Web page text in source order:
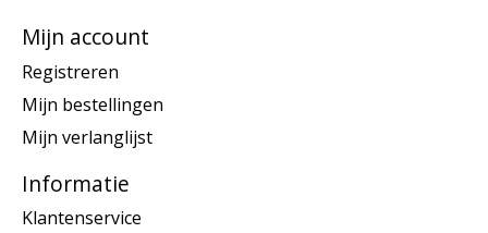
Mijn account
Registreren
Mijn bestellingen
Mijn verlanglijst
Informatie
Klantenservice